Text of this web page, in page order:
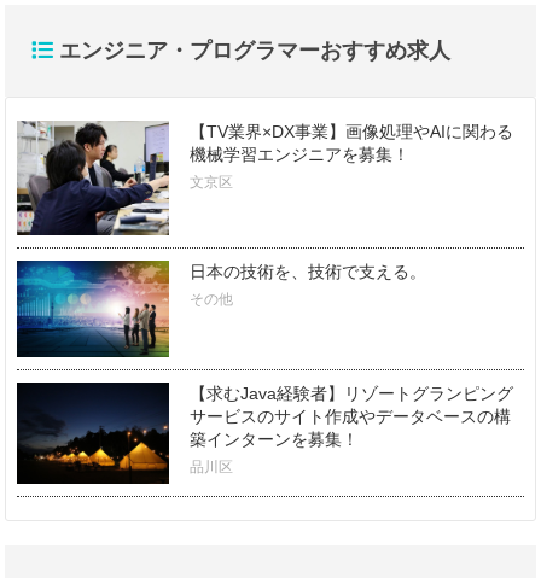
エンジニア・プログラマーおすすめ求人
【TV業界×DX事業】画像処理やAIに関わる
機械学習エンジニアを募集！
文京区
日本の技術を、技術で支える。
その他
【求むJava経験者】リゾートグランピング
サービスのサイト作成やデータベースの構
築インターンを募集！
品川区